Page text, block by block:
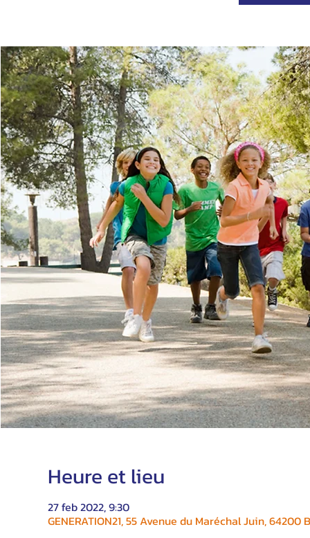
Heure et lieu
27 feb 2022, 9:30
GENERATION21, 55 Avenue du Maréchal Juin, 64200